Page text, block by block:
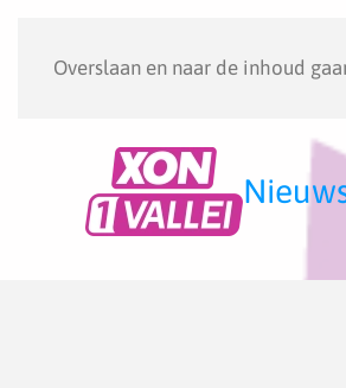
Overslaan en naar de inhoud